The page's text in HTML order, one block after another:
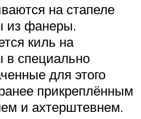
на стапеле
из фанеры.
киль на
в специально
для этого
прикреплённым
и ахтерштевнем.